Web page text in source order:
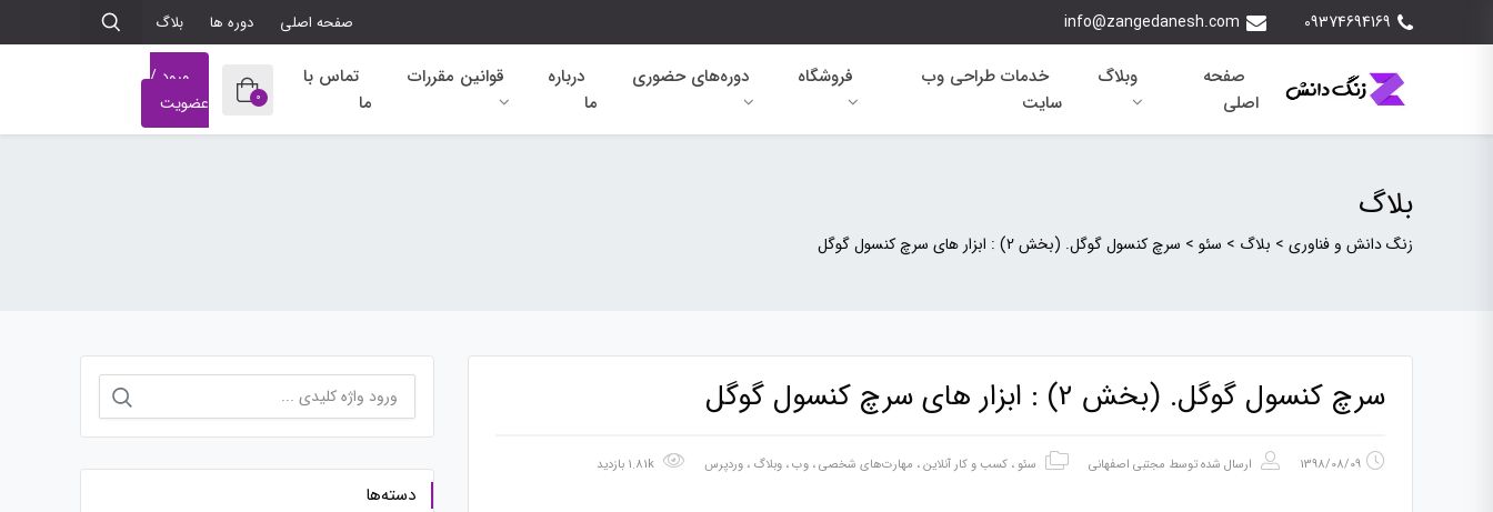
09374694169
info@zangedanesh.com صفحه اصلی دوره ها بلاگ
صفحه
اصلی
وبلاگ
خدمات طراحی وب
سایت
فروشگاه دوره‌های حضوری
درباره
ما
قوانین مقررات
تماس با
ما
0
ورود /
عضویت
بلاگ
زنگ دانش و فناوری > بلاگ > سئو > سرچ کنسول گوگل. (بخش 2) : ابزار های سرچ کنسول گوگل
سرچ کنسول گوگل. (بخش 2) : ابزار های سرچ کنسول گوگل
1398/08/09 ارسال شده توسط مجتبی اصفهانی سئو ، کسب و کار آنلاین، مهارت‌های شخصی، وب، وبلاگ ، وردپرس
برای:
دسته‌ها